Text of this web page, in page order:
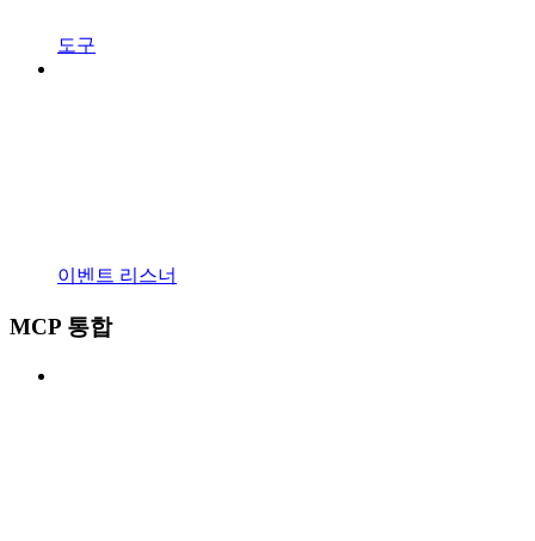
도구
이벤트 리스너
MCP 통합